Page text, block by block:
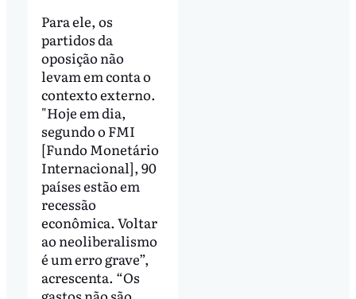
Para ele, os
partidos da
oposição não
levam em conta o
contexto externo.
"Hoje em dia,
segundo o FMI
[Fundo Monetário
Internacional], 90
países estão em
recessão
econômica. Voltar
ao neoliberalismo
é um erro grave”,
acrescenta. “Os